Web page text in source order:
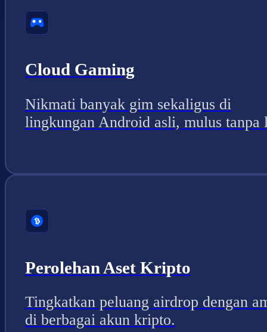
Cloud Gaming
Nikmati banyak gim sekaligus di
lingkungan Android asli, mulus tanpa
Perolehan Aset Kripto
Tingkatkan peluang airdrop dengan
di berbagai akun kripto.